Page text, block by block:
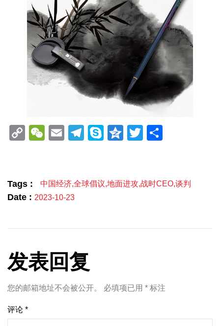
CopyWeChat
EmailTelegram
SkypeQzoneTwitter
Tags : 中国经济,全球倡议,地面进攻,战时CEO,谈判
Date : 2023-10-23
发表回复
您的邮箱地址不会被公开。 必填项已用 * 标注
评论 *